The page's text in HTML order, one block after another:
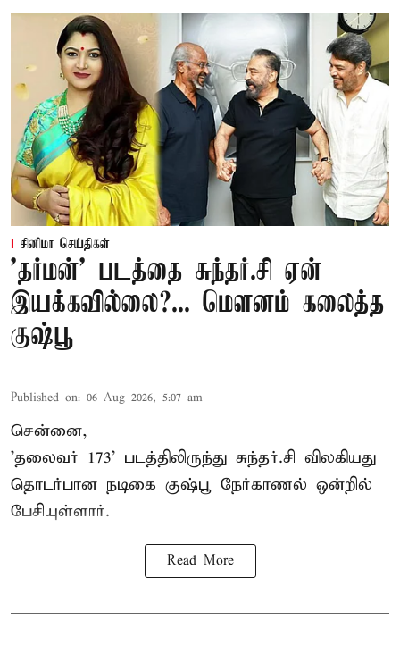
சினிமா செய்திகள்
'தர்மன்' படத்தை சுந்தர்.சி ஏன்
இயக்கவில்லை?... மௌனம் கலைத்த
குஷ்பூ
Published on: 06 Aug 2026, 5:07 am
சென்னை,
'தலைவர் 173' படத்திலிருந்து சுந்தர்.சி விலகியது
தொடர்பான நடிகை குஷ்பூ நேர்காணல் ஒன்றில்
பேசியுள்ளார்.
Read More